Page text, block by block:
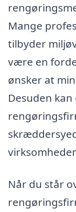
Mange
tilbyder
være en
ønsker at
Desuden
Når du står